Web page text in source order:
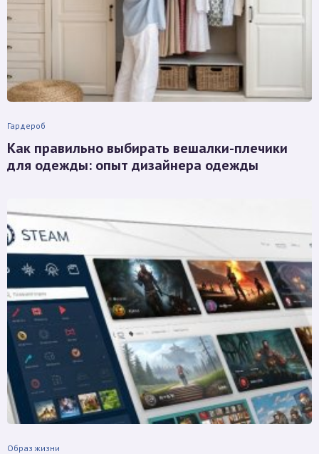
Гардероб
Как правильно выбирать вешалки-плечики
для одежды: опыт дизайнера одежды
Образ жизни